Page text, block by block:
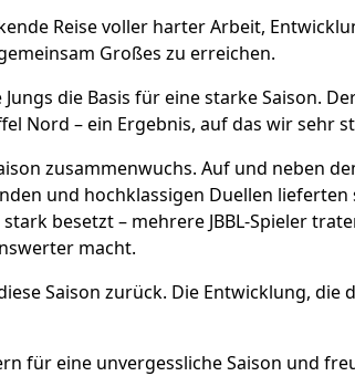
Reise voller harter Arbeit,
Großes zu erreichen.
die Basis für eine starke Saison.
Nord – ein Ergebnis, auf das wir sehr
zusammenwuchs. Auf und neben
und hochklassigen Duellen
besetzt – mehrere JBBL-Spieler
macht.
Saison zurück. Die Entwicklung, die
für eine unvergessliche Saison und